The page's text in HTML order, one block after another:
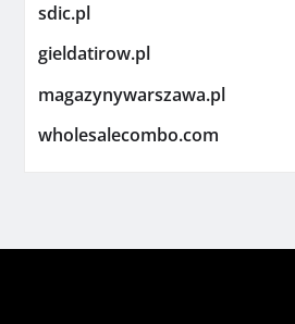
sdic.pl
gieldatirow.pl
magazynywarszawa.pl
wholesalecombo.com